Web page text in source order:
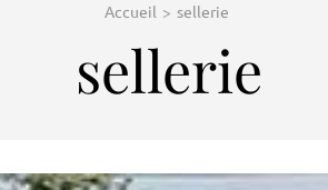
Accueil > sellerie
sellerie